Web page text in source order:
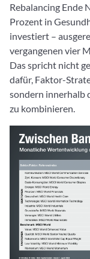
Rebalancing Ende
Prozent in
investiert –
vergangenen vier
Das spricht nicht
dafür, Faktor-
sondern innerhalb
zu kombinieren.